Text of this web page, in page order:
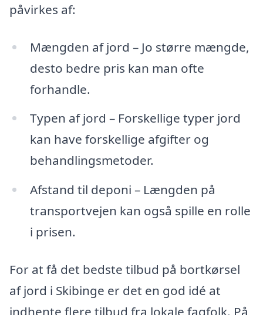
påvirkes af:
Mængden af jord – Jo større mængde,
desto bedre pris kan man ofte
forhandle.
Typen af jord – Forskellige typer jord
kan have forskellige afgifter og
behandlingsmetoder.
Afstand til deponi – Længden på
transportvejen kan også spille en rolle
i prisen.
For at få det bedste tilbud på bortkørsel
af jord i Skibinge er det en god idé at
indhente flere tilbud fra lokale fagfolk. På